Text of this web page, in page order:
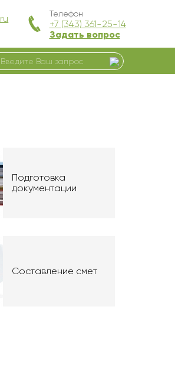
Телефон
+7 (343) 361-25-14
Задать вопрос
Подготовка
документации
Составление смет